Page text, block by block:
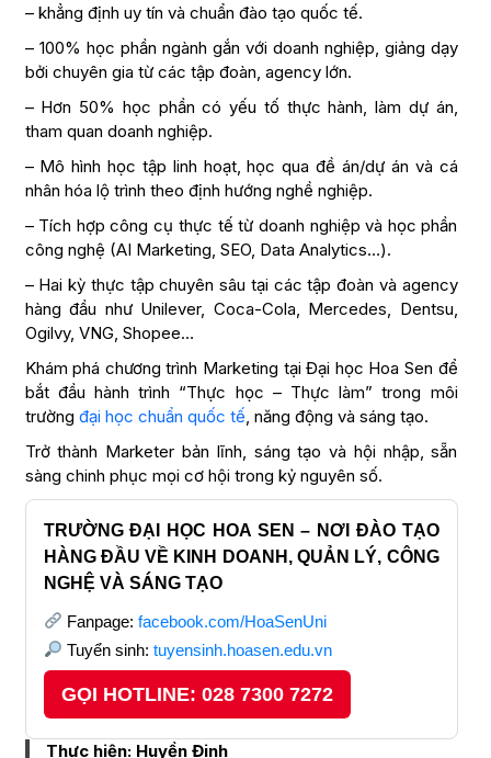
– khẳng định uy tín và chuẩn đào tạo quốc tế.
– 100% học phần ngành gắn với doanh nghiệp, giảng dạy
bởi chuyên gia từ các tập đoàn, agency lớn.
– Hơn 50% học phần có yếu tố thực hành, làm dự án,
tham quan doanh nghiệp.
– Mô hình học tập linh hoạt, học qua đề án/dự án và cá
nhân hóa lộ trình theo định hướng nghề nghiệp.
– Tích hợp công cụ thực tế từ doanh nghiệp và học phần
công nghệ (AI Marketing, SEO, Data Analytics…).
– Hai kỳ thực tập chuyên sâu tại các tập đoàn và agency
hàng đầu như Unilever, Coca-Cola, Mercedes, Dentsu,
Ogilvy, VNG, Shopee…
Khám phá chương trình Marketing tại Đại học Hoa Sen để
bắt đầu hành trình “Thực học – Thực làm” trong môi
trường đại học chuẩn quốc tế, năng động và sáng tạo.
Trở thành Marketer bản lĩnh, sáng tạo và hội nhập, sẵn
sàng chinh phục mọi cơ hội trong kỷ nguyên số.
TRƯỜNG ĐẠI HỌC HOA SEN – NƠI ĐÀO TẠO
HÀNG ĐẦU VỀ KINH DOANH, QUẢN LÝ, CÔNG
NGHỆ VÀ SÁNG TẠO
Fanpage: facebook.com/HoaSenUni
Tuyển sinh: tuyensinh.hoasen.edu.vn
GỌI HOTLINE: 028 7300 7272
Thực hiện: Huyền Đinh